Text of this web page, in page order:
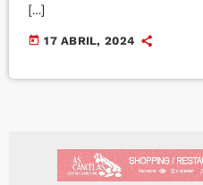
[…]
today 17 ABRIL, 2024